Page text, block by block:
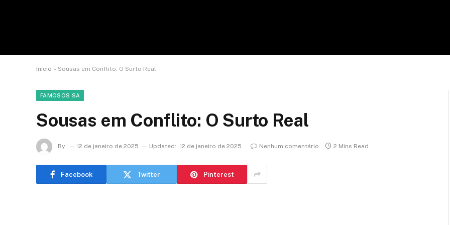
Início » Sousas em Conflito: O Surto Real
FAMOSOS SA
Sousas em Conflito: O Surto Real
By 12 de janeiro de 2025 Updated: 12 de janeiro de 2025 Nenhum comentário 2 Mins Read
Facebook Twitter Pinterest